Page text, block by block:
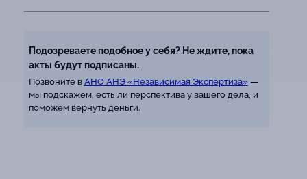
Подозреваете подобное у себя? Не ждите, пока
акты будут подписаны.
Позвоните в АНО АНЭ «Независимая Экспертиза»—
мы подскажем, есть ли перспектива у вашего дела, и
поможем вернуть деньги.